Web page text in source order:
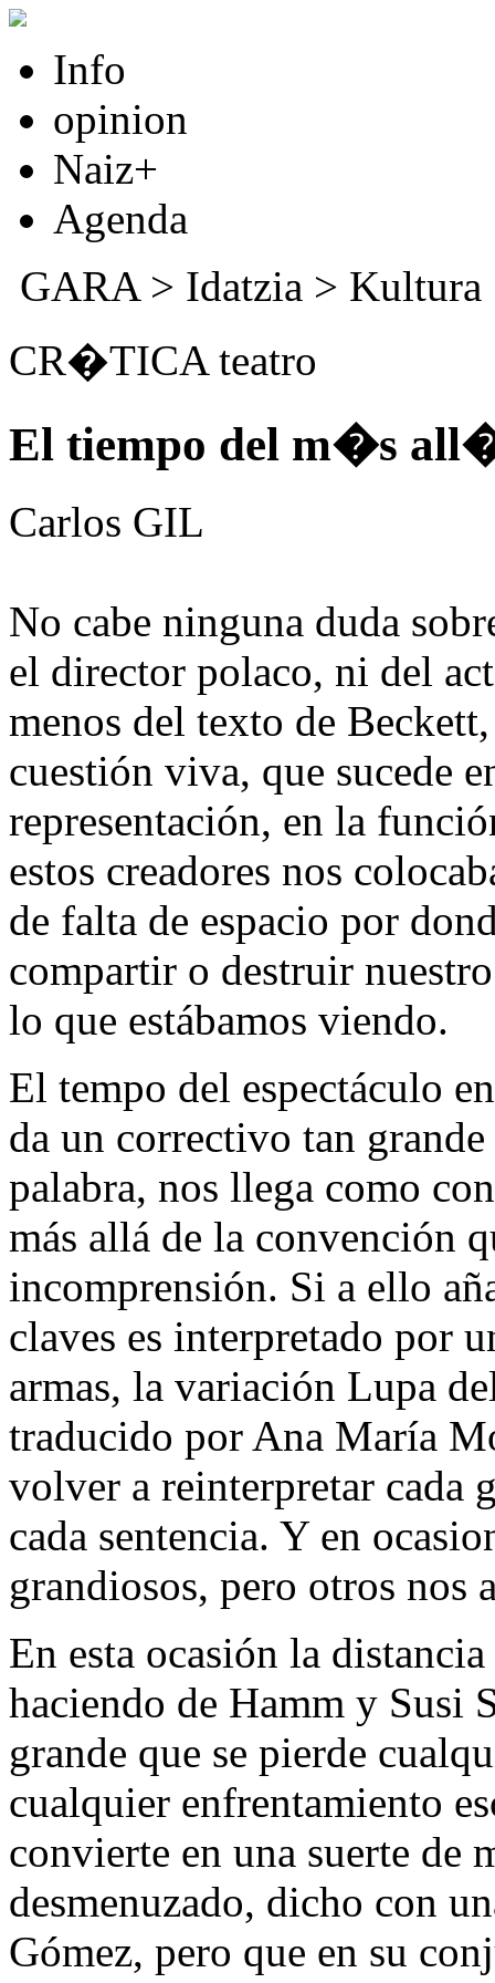
Info
opinion
Naiz+
Agenda
GARA> Idatzia > Kultura
CR�TICA teatro
El tiempo del m�s
Carlos GIL
No cabe ninguna duda
el director polaco, ni del
menos del texto de
cuestión viva, que sucede
representación, en la
estos creadores nos
de falta de espacio por
compartir o destruir
lo que estábamos viendo.
El tempo del espectáculo
da un correctivo tan grande
palabra, nos llega como
más allá de la convención
incomprensión. Si a ello
claves es interpretado por
armas, la variación Lupa
traducido por Ana María
volver a reinterpretar cada
cada sentencia. Y en
grandiosos, pero otros nos
En esta ocasión la
haciendo de Hamm y Susi
grande que se pierde
cualquier enfrentamiento
convierte en una suerte de
desmenuzado, dicho con
Gómez, pero que en su